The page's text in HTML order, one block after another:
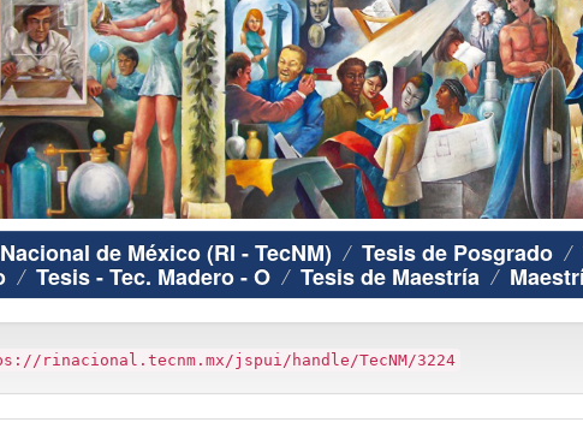
de México (RI - TecNM) Tesis de Posgrado
Tesis - Tec. Madero - O Tesis de Maestría
rinacional.tecnm.mx/jspui/handle/TecNM/3224